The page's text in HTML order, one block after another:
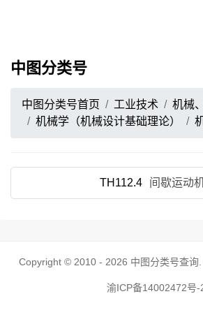
中图分类号
中图分类号首页 工业技术
机械
机械学（机械设计基础理论）
TH112.4 间歇运动
Copyright © 2010 - 2026 中图分类号查询
渝ICP备14002472号-